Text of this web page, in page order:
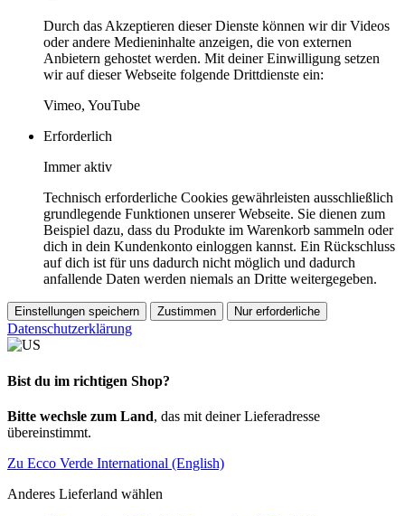
Durch das Akzeptieren dieser Dienste können wir dir Videos
oder andere Medieninhalte anzeigen, die von externen
Anbietern gehostet werden. Mit deiner Einwilligung setzen
wir auf dieser Webseite folgende Drittdienste ein:
Vimeo, YouTube
Erforderlich
Immer aktiv
Technisch erforderliche Cookies gewährleisten ausschließlich
grundlegende Funktionen unserer Webseite. Sie dienen zum
Beispiel dazu, dass du Produkte im Warenkorb sammeln oder
dich in dein Kundenkonto einloggen kannst. Ein Rückschluss
auf dich ist für uns dadurch nicht möglich und dadurch
anfallende Daten werden niemals an Dritte weitergegeben.
Einstellungen speichern Zustimmen Nur erforderliche
Datenschutzerklärung
Bist du im richtigen Shop?
Bitte wechsle zum Land, das mit deiner Lieferadresse
übereinstimmt.
Zu Ecco Verde International (English)
Anderes Lieferland wählen